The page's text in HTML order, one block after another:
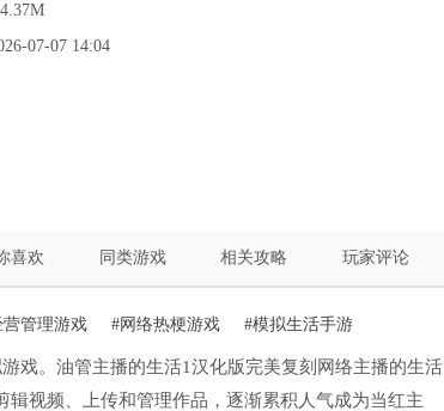
07-07 14:04
喜欢 同类游戏 相关攻略 玩家评论
管理游戏 #网络热梗游戏 #模拟生活手游
戏。油管主播的生活1汉化版完美复刻网络主播的生活
视频、上传和管理作品，逐渐累积人气成为当红主